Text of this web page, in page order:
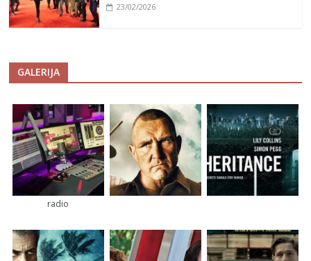
23/02/2026
GALERIJA
radio